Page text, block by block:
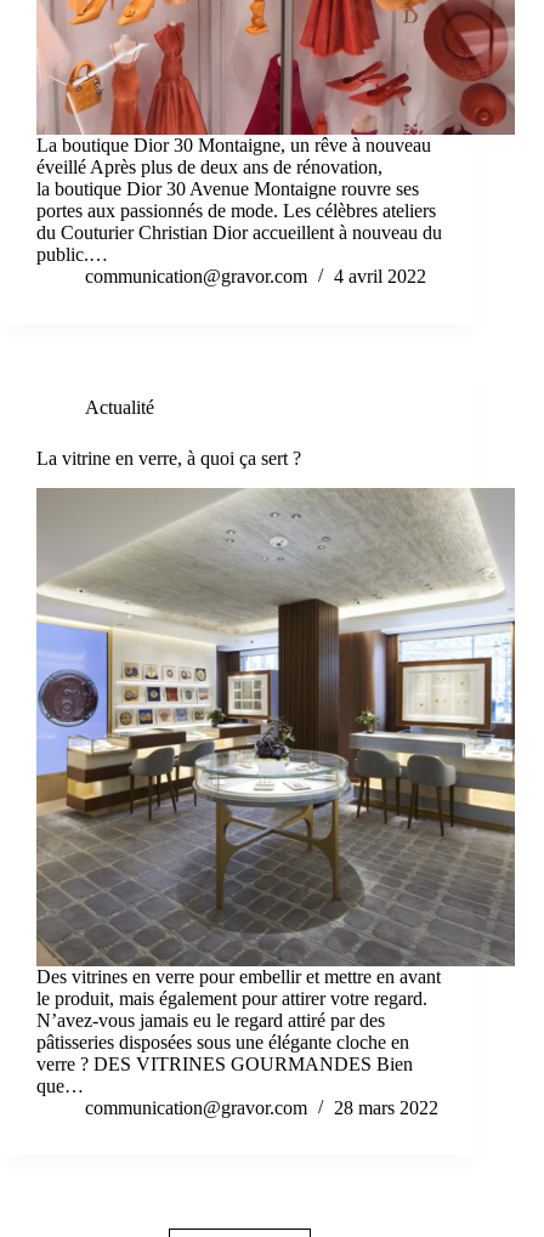
La boutique Dior 30 Montaigne, un rêve à nouveau
éveillé Après plus de deux ans de rénovation,
la boutique Dior 30 Avenue Montaigne rouvre ses
portes aux passionnés de mode. Les célèbres ateliers
du Couturier Christian Dior accueillent à nouveau du
public.…
communication@gravor.com
4 avril 2022
Actualité
La vitrine en verre, à quoi ça sert ?
Des vitrines en verre pour embellir et mettre en avant
le produit, mais également pour attirer votre regard.
N’avez-vous jamais eu le regard attiré par des
pâtisseries disposées sous une élégante cloche en
verre ? DES VITRINES GOURMANDES Bien
que…
communication@gravor.com
28 mars 2022